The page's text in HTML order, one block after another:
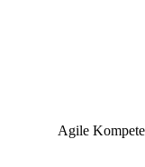
Agile